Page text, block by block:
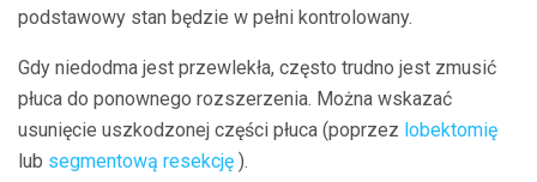
podstawowy stan będzie w pełni kontrolowany.
Gdy niedodma jest przewlekła, często trudno jest zmusić
płuca do ponownego rozszerzenia. Można wskazać
usunięcie uszkodzonej części płuca (poprzez lobektomię
lub segmentową resekcję ).